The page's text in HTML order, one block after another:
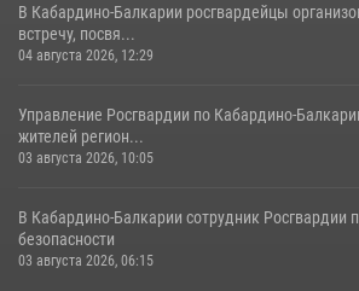
В Кабардино-Балкарии росгвардейцы
встречу, посвя...
04 августа 2026, 12:29
Управление Росгвардии по Кабардино-
жителей регион...
03 августа 2026, 10:05
В Кабардино‑Балкарии сотрудник Росгвардии
безопасности
03 августа 2026, 06:15